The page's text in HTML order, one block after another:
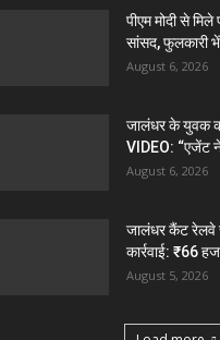
पीएम मोदी से
सांसद, फुलकारी
August 6, 2026
जालंधर के युवक
VIDEO: “एजेंट
August 6, 2026
जालंधर कैंट रेलवे
कार्रवाई: ₹66
August 5, 2026